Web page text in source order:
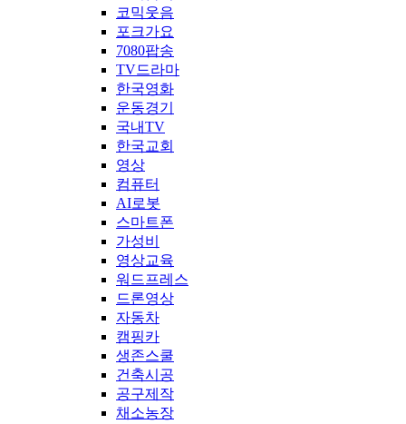
코믹웃음
포크가요
7080팝송
TV드라마
한국영화
운동경기
국내TV
한국교회
영상
컴퓨터
AI로봇
스마트폰
가성비
영상교육
워드프레스
드론영상
자동차
캠핑카
생존스쿨
건축시공
공구제작
채소농장